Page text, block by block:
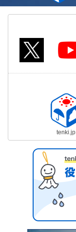
tenki.jp